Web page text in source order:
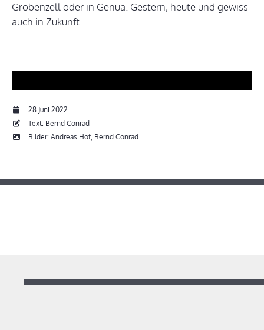
Gröbenzell oder in Genua. Gestern, heute und gewiss
auch in Zukunft.
28.Juni 2022
Text: Bernd Conrad
Bilder: Andreas Hof, Bernd Conrad